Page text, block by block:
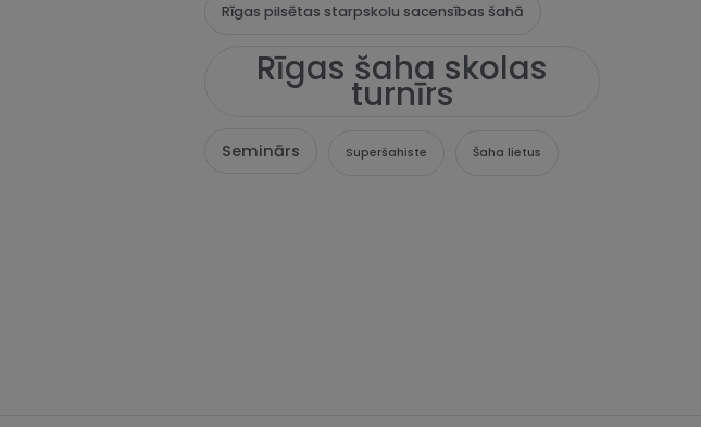
Rīgas pilsētas starpskolu sacensības šahā
Rīgas šaha skolas
turnīrs
Seminārs Superšahiste Šaha lietus